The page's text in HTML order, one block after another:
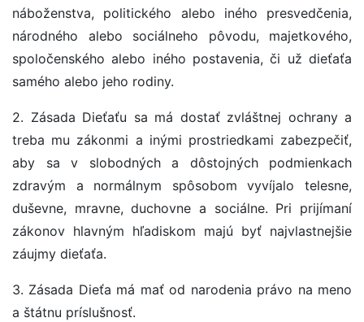
náboženstva, politického alebo iného presvedčenia,
národného alebo sociálneho pôvodu, majetkového,
spoločenského alebo iného postavenia, či už dieťaťa
samého alebo jeho rodiny.
2. Zásada Dieťaťu sa má dostať zvláštnej ochrany a
treba mu zákonmi a inými prostriedkami zabezpečiť,
aby sa v slobodných a dôstojných podmienkach
zdravým a normálnym spôsobom vyvíjalo telesne,
duševne, mravne, duchovne a sociálne. Pri prijímaní
zákonov hlavným hľadiskom majú byť najvlastnejšie
záujmy dieťaťa.
3. Zásada Dieťa má mať od narodenia právo na meno
a štátnu príslušnosť.